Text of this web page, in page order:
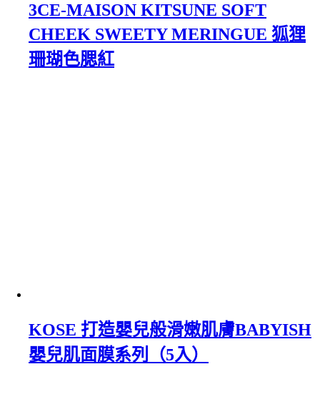
3CE-MAISON KITSUNE SOFT
CHEEK SWEETY MERINGUE 狐狸
珊瑚色腮紅
KOSE 打造嬰兒般滑嫩肌膚BABYISH
嬰兒肌面膜系列（5入）